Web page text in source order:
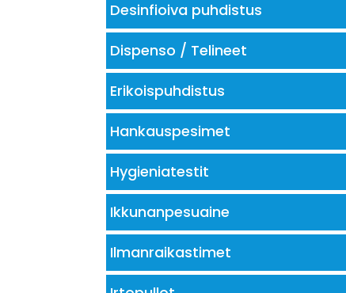
Desinfioiva puhdistus
Dispenso / Telineet
Erikoispuhdistus
Hankauspesimet
Hygieniatestit
Ikkunanpesuaine
Ilmanraikastimet